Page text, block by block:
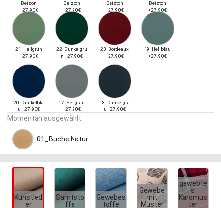
Beizon
+27.90€
Beizton
+27.90€
Beizton
+27.90€
Beizton
+27.90€
21_Hellgrün
+27.90€
22_Dunkelgrü
n +27.90€
23_Bordeaux
+27.90€
19_Hellblau
+27.90€
20_Dunkelbla
u +27.90€
17_Hellgrau
+27.90€
18_Dunkelgra
u +27.90€
Momentan ausgewählt:
01_Buche Natur
Kunstled
er
Samtsto
ffe
Gewebes
toffe
Gewebe
mit
Muster
gewebte
s
Karomus
ter